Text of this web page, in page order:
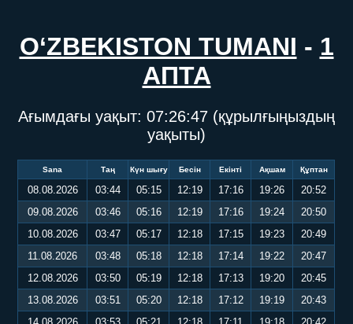
O‘ZBEKISTON TUMANI - 1
АПТА
Ағымдағы уақыт: 07:26:47 (құрылғыңыздың
уақыты)
Sana Таң Күн шығу Бесін Екінті Ақшам Құптан
08.08.2026 03:44 05:15 12:19 17:16 19:26
20:52
09.08.2026
03:46 05:16 12:19 17:16 19:24
20:50
10.08.2026
03:47 05:17 12:18 17:15 19:23
20:49
11.08.2026
03:48 05:18 12:18 17:14 19:22
20:47
12.08.2026
03:50 05:19 12:18 17:13 19:20
20:45
13.08.2026
03:51 05:20 12:18 17:12 19:19
20:43